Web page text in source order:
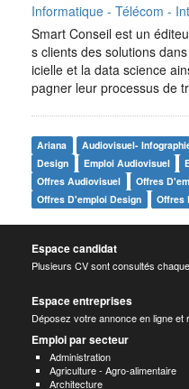
Informatique - Télécom -
Smart Conseil est un
s clients des solutions
icielle et la data science
pagner leur processus de
Ariana Audiovisuel-
Design
Emploi Audiovisuel
Offres Audiovisuel
Offres
Offres D'emploi Design
Offres
Espace candidat
Plusieurs CV sont consultés
Espace entreprises
Déposez votre annonce en ligne et
Emploi par secteur
Administration
Agriculture - Agro-alimentaire
Architecture